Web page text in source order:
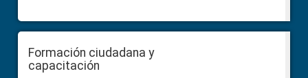
Formación ciudadana y
capacitación